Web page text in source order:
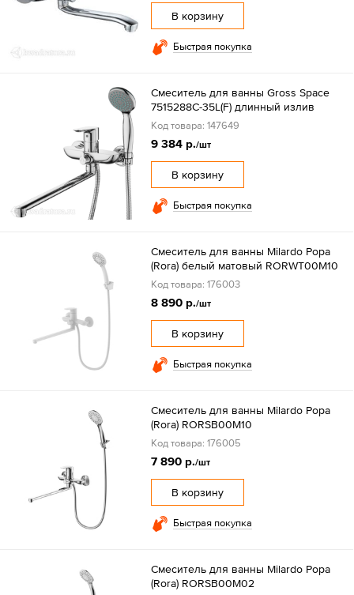
В корзину
Быстрая покупка
Смеситель для ванны Gross Space
7515288С-35L(F) длинный излив
Код товара: 147649
9 384 р./шт
В корзину
Быстрая покупка
Смеситель для ванны Milardo Рора
(Rora) белый матовый RORWT00M10
Код товара: 176003
8 890 р./шт
В корзину
Быстрая покупка
Смеситель для ванны Milardo Рора
(Rora) RORSB00M10
Код товара: 176005
7 890 р./шт
В корзину
Быстрая покупка
Смеситель для ванны Milardo Рора
(Rora) RORSB00M02